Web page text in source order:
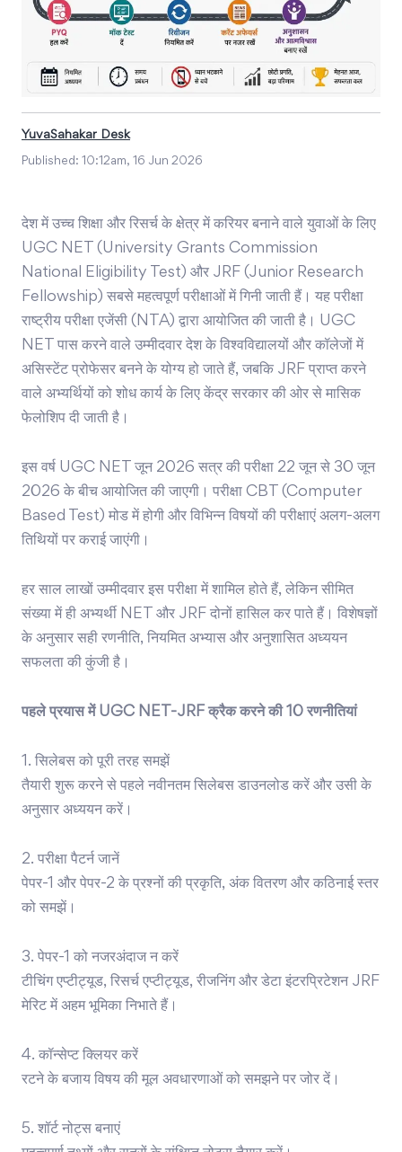
YuvaSahakar Desk
Published: 10:12am, 16 Jun 2026
देश में उच्च शिक्षा और रिसर्च के क्षेत्र में करियर बनाने वाले युवाओं के लिए
UGC NET (University Grants Commission
National Eligibility Test) और JRF (Junior Research
Fellowship) सबसे महत्वपूर्ण परीक्षाओं में गिनी जाती हैं। यह परीक्षा
राष्ट्रीय परीक्षा एजेंसी (NTA) द्वारा आयोजित की जाती है। UGC
NET पास करने वाले उम्मीदवार देश के विश्वविद्यालयों और कॉलेजों में
असिस्टेंट प्रोफेसर बनने के योग्य हो जाते हैं, जबकि JRF प्राप्त करने
वाले अभ्यर्थियों को शोध कार्य के लिए केंद्र सरकार की ओर से मासिक
फेलोशिप दी जाती है।
इस वर्ष UGC NET जून 2026 सत्र की परीक्षा 22 जून से 30 जून
2026 के बीच आयोजित की जाएगी। परीक्षा CBT (Computer
Based Test) मोड में होगी और विभिन्न विषयों की परीक्षाएं अलग-अलग
तिथियों पर कराई जाएंगी।
हर साल लाखों उम्मीदवार इस परीक्षा में शामिल होते हैं, लेकिन सीमित
संख्या में ही अभ्यर्थी NET और JRF दोनों हासिल कर पाते हैं। विशेषज्ञों
के अनुसार सही रणनीति, नियमित अभ्यास और अनुशासित अध्ययन
सफलता की कुंजी है।
पहले प्रयास में UGC NET-JRF क्रैक करने की 10 रणनीतियां
1. सिलेबस को पूरी तरह समझें
तैयारी शुरू करने से पहले नवीनतम सिलेबस डाउनलोड करें और उसी के
अनुसार अध्ययन करें।
2. परीक्षा पैटर्न जानें
पेपर-1 और पेपर-2 के प्रश्नों की प्रकृति, अंक वितरण और कठिनाई स्तर
को समझें।
3. पेपर-1 को नजरअंदाज न करें
टीचिंग एप्टीट्यूड, रिसर्च एप्टीट्यूड, रीजनिंग और डेटा इंटरप्रिटेशन JRF
मेरिट में अहम भूमिका निभाते हैं।
4. कॉन्सेप्ट क्लियर करें
रटने के बजाय विषय की मूल अवधारणाओं को समझने पर जोर दें।
5. शॉर्ट नोट्स बनाएं